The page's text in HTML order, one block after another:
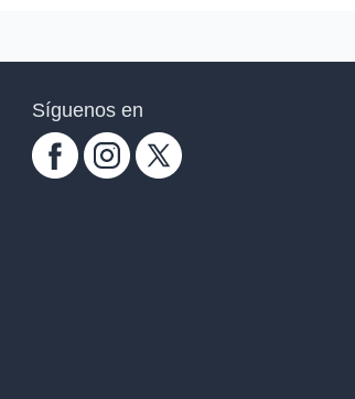
Síguenos en